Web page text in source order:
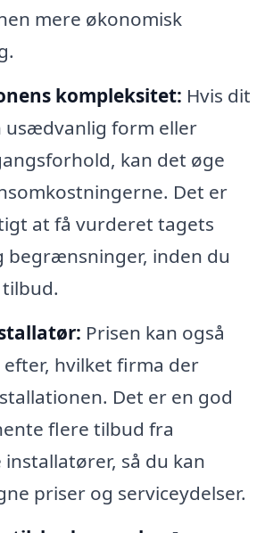
mere økonomisk
kompleksitet: Hvis dit
usædvanlig form eller
kan det øge
Det er
at få vurderet tagets
begrænsninger, inden du
Prisen kan også
hvilket firma der
Det er en god
flere tilbud fra
så du kan
priser og serviceydelser.